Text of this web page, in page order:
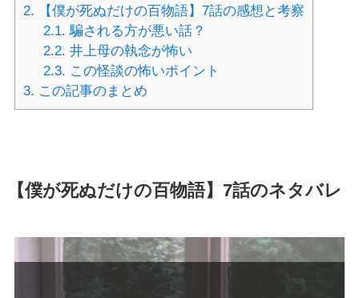
2. 【僕が死ぬだけの百物語】7話の感想と考察
2.1. 騙される方が悪い話？
2.2. 井上母の執念が怖い
2.3. この怪談の怖いポイント
3. この記事のまとめ
【僕が死ぬだけの百物語】7話のネタバレ